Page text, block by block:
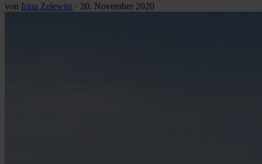
von Irina Zelewitz · 20. November 2020